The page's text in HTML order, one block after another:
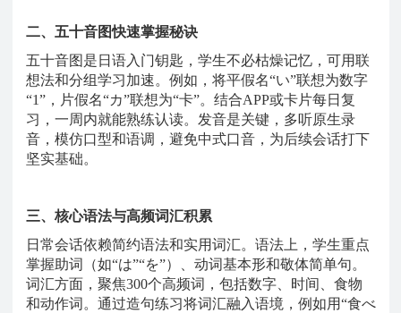
二、五十音图快速掌握秘诀
五十音图是日语入门钥匙，学生不必枯燥记忆，可用联
想法和分组学习加速。例如，将平假名“い”联想为数字
“1”，片假名“カ”联想为“卡”。结合APP或卡片每日复
习，一周内就能熟练认读。发音是关键，多听原生录
音，模仿口型和语调，避免中式口音，为后续会话打下
坚实基础。
三、核心语法与高频词汇积累
日常会话依赖简约语法和实用词汇。语法上，学生重点
掌握助词（如“は”“を”）、动词基本形和敬体简单句。
词汇方面，聚焦300个高频词，包括数字、时间、食物
和动作词。通过造句练习将词汇融入语境，例如用“食べ